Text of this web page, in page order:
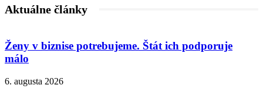
Aktuálne články
Ženy v biznise potrebujeme. Štát ich podporuje
málo
6. augusta 2026